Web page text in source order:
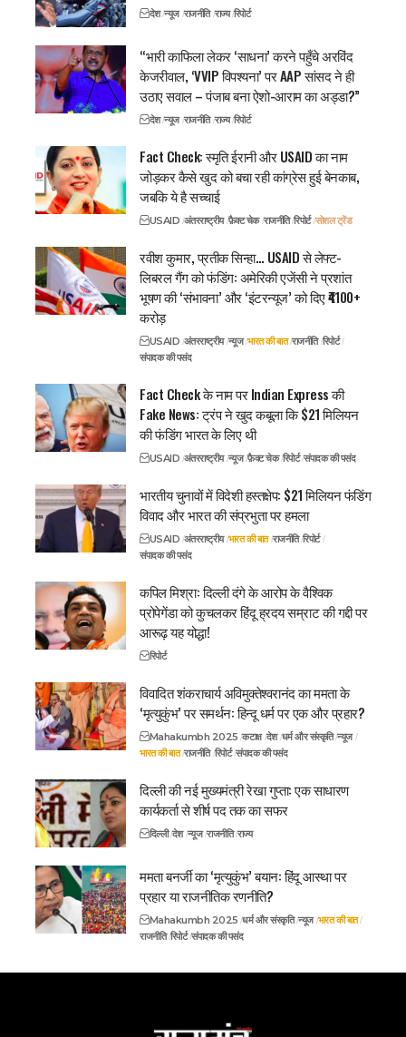
देश न्यूज राजनीति राज्य रिपोर्ट
“भारी काफिला लेकर ‘साधना’ करने पहुँचे अरविंद
केजरीवाल, ‘VVIP विपश्यना’ पर AAP सांसद ने ही
उठाए सवाल – पंजाब बना ऐशो-आराम का अड्डा?”
देश न्यूज राजनीति राज्य रिपोर्ट
Fact Check: स्मृति ईरानी और USAID का नाम
जोड़कर कैसे खुद को बचा रही कांग्रेस हुई बेनकाब,
जबकि ये है सच्चाई
USAID अंतरराष्ट्रीय फ़ैक्ट चेक राजनीति रिपोर्ट सोशल ट्रेंड
रवीश कुमार, प्रतीक सिन्हा… USAID से लेफ्ट-
लिबरल गैंग को फंडिंग: अमेरिकी एजेंसी ने प्रशांत
भूषण की ‘संभावना’ और ‘इंटरन्यूज’ को दिए ₹4100+
करोड़
USAID अंतरराष्ट्रीय न्यूज भारत की बात राजनीति रिपोर्ट
संपादक की पसंद
Fact Check के नाम पर Indian Express की
Fake News: ट्रंप ने खुद कबूला कि $21 मिलियन
की फंडिंग भारत के लिए थी
USAID अंतरराष्ट्रीय न्यूज फ़ैक्ट चेक रिपोर्ट संपादक की पसंद
भारतीय चुनावों में विदेशी हस्तक्षेप: $21 मिलियन फंडिंग
विवाद और भारत की संप्रभुता पर हमला
USAID अंतरराष्ट्रीय भारत की बात राजनीति रिपोर्ट
संपादक की पसंद
कपिल मिश्रा: दिल्ली दंगे के आरोप के वैश्विक
प्रोपेगेंडा को कुचलकर हिंदू ह्रदय सम्राट की गद्दी पर
आरूढ़ यह योद्धा!
रिपोर्ट
विवादित शंकराचार्य अविमुक्तेश्वरानंद का ममता के
‘मृत्युकुंभ’ पर समर्थन: हिन्दू धर्म पर एक और प्रहार?
Mahakumbh 2025 कटाक्ष देश धर्म और संस्कृति न्यूज
भारत की बात राजनीति रिपोर्ट संपादक की पसंद
दिल्ली की नई मुख्यमंत्री रेखा गुप्ता: एक साधारण
कार्यकर्ता से शीर्ष पद तक का सफर
दिल्ली देश न्यूज राजनीति राज्य
ममता बनर्जी का ‘मृत्युकुंभ’ बयान: हिंदू आस्था पर
प्रहार या राजनीतिक रणनीति?
Mahakumbh 2025 धर्म और संस्कृति न्यूज भारत की बात
राजनीति रिपोर्ट संपादक की पसंद